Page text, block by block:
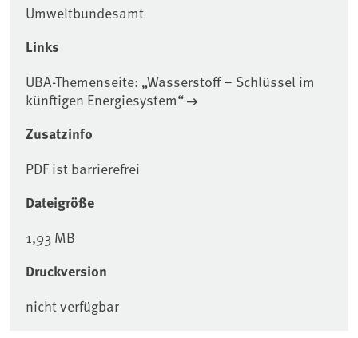
Umweltbundesamt
Links
UBA-Themenseite: „Wasserstoff – Schlüssel im
künftigen Energiesystem“
Zusatzinfo
PDF ist barrierefrei
Dateigröße
1,93 MB
Druckversion
nicht verfügbar